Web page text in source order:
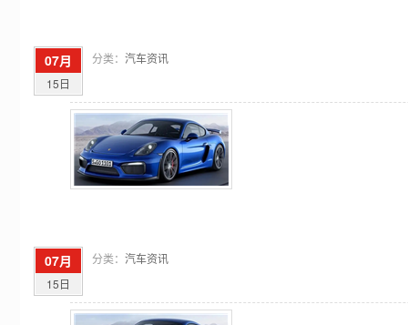
07月
15日
分类： 汽车资讯
07月
15日
分类： 汽车资讯